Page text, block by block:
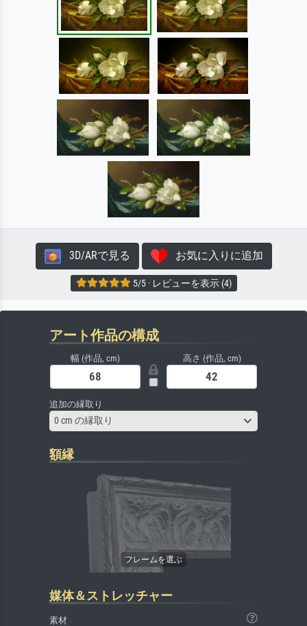
3D/ARで見る お気に入りに追加
5/5 · レビューを表示 (4)
アート作品の構成
幅 (作品, cm) 高さ (作品, cm)
追加の縁取り
0 cm の縁取り
額縁
媒体＆ストレッチャー
素材